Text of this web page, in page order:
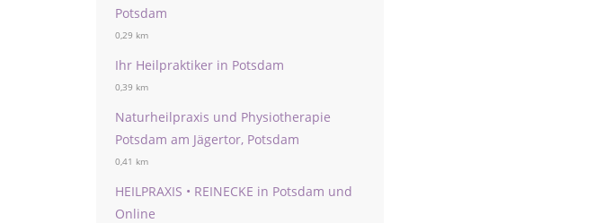
Potsdam
0,29 km
Ihr Heilpraktiker in Potsdam
0,39 km
Naturheilpraxis und Physiotherapie
Potsdam am Jägertor, Potsdam
0,41 km
HEILPRAXIS • REINECKE in Potsdam und
Online